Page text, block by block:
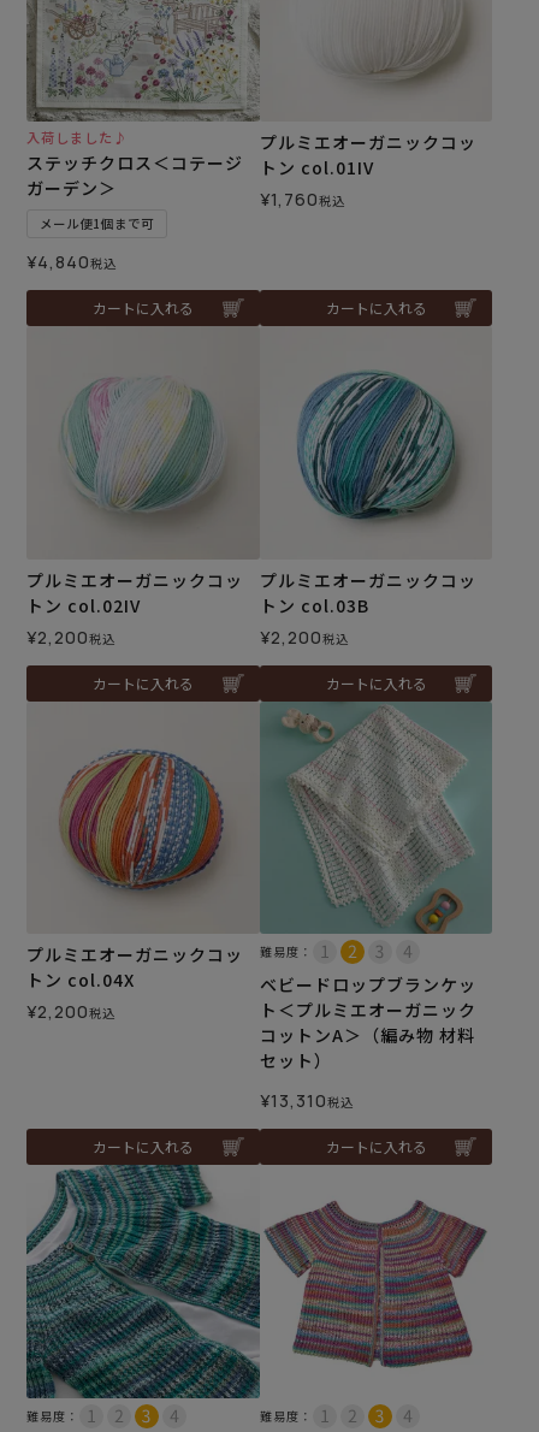
入荷しました♪
ステッチクロス＜コテージ
ガーデン＞
メール便1個まで可
¥4,840税込
カートに入れる
プルミエオーガニックコッ
トン col.01IV
¥1,760税込
カートに入れる
プルミエオーガニックコッ
トン col.02IV
¥2,200税込
カートに入れる
プルミエオーガニックコッ
トン col.03B
¥2,200税込
カートに入れる
プルミエオーガニックコッ
トン col.04X
¥2,200税込
カートに入れる
難易度：
ベビードロップブランケッ
ト＜プルミエオーガニック
コットンA＞（編み物 材料
セット）
¥13,310税込
カートに入れる
難易度： 難易度：